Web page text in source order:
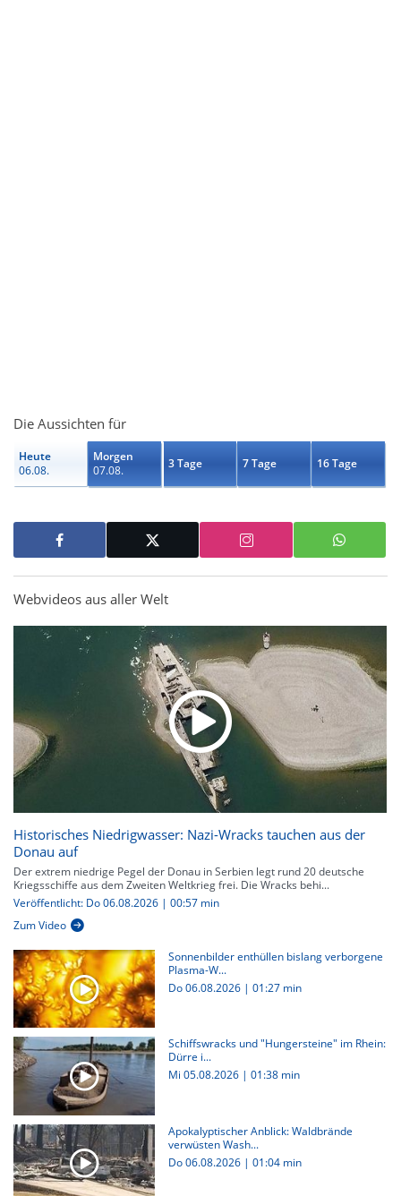
Die Aussichten für
Heute
06.08.
Morgen
07.08.
3 Tage 7 Tage 16 Tage
Webvideos aus aller Welt
Historisches Niedrigwasser: Nazi-Wracks tauchen aus der
Donau auf
Der extrem niedrige Pegel der Donau in Serbien legt rund 20 deutsche
Kriegsschiffe aus dem Zweiten Weltkrieg frei. Die Wracks behi...
Veröffentlicht: Do 06.08.2026 | 00:57 min
Zum Video
Sonnenbilder enthüllen bislang verborgene
Plasma-W...
Do 06.08.2026 | 01:27 min
Schiffswracks und "Hungersteine" im Rhein:
Dürre i...
Mi 05.08.2026 | 01:38 min
Apokalyptischer Anblick: Waldbrände
verwüsten Wash...
Do 06.08.2026 | 01:04 min